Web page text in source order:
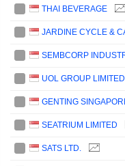
THAI BEVERAGE
UOL GROUP LIMITED
SEATRIUM LIMITED
SATS LTD.